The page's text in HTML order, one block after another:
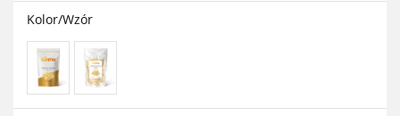
Kolor/Wzór